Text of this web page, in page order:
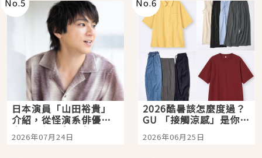
No.5
日本演員「山田裕貴」
介紹，從怪演系俳優走
向國民級日劇主角
2026年07月24日
No.6
2026酷暑該怎麼度過？
GU 「接觸涼感」是你的
夏日救星
2026年06月25日